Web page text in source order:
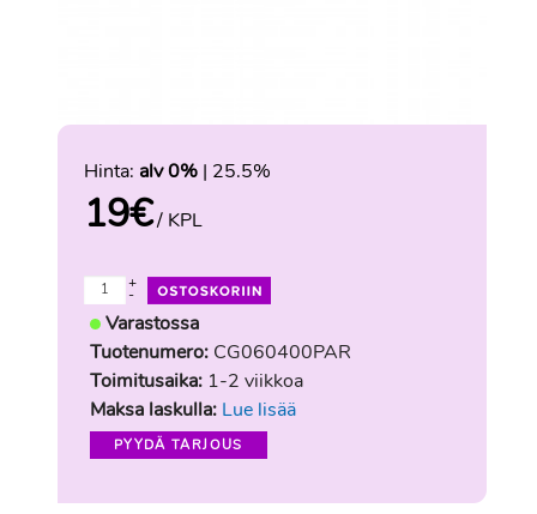
Hinta: alv 0% | 25.5%
19€/ KPL
-
+
Varastossa
Tuotenumero: CG060400PAR
Toimitusaika: 1-2 viikkoa
Maksa laskulla: Lue lisää
PYYDÄ TARJOUS